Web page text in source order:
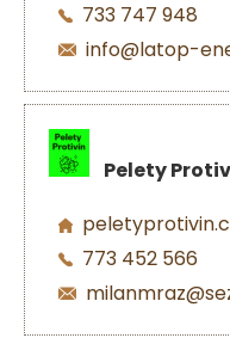
733 747 948
info@latop-
Pelety
773 452 566